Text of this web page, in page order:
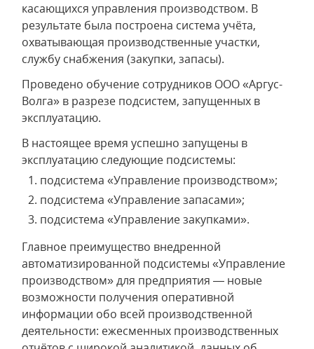
касающихся управления производством. В
результате была построена система учёта,
охватывающая производственные участки,
службу снабжения (закупки, запасы).
Проведено обучение сотрудников ООО «Аргус-
Волга» в разрезе подсистем, запущенных в
эксплуатацию.
В настоящее время успешно запущены в
эксплуатацию следующие подсистемы:
подсистема «Управление производством»;
подсистема «Управление запасами»;
подсистема «Управление закупками».
Главное преимущество внедренной
автоматизированной подсистемы «Управление
производством» для предприятия — новые
возможности получения оперативной
информации обо всей производственной
деятельности: ежесменных производственных